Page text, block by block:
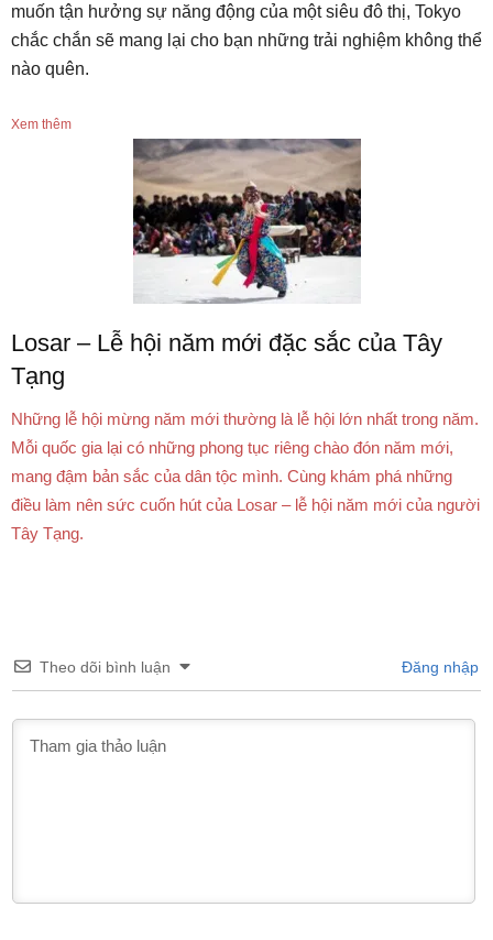
muốn tận hưởng sự năng động của một siêu đô thị, Tokyo
chắc chắn sẽ mang lại cho bạn những trải nghiệm không thể
nào quên.
Xem thêm
Losar – Lễ hội năm mới đặc sắc của Tây
Tạng
Những lễ hội mừng năm mới thường là lễ hội lớn nhất trong năm.
Mỗi quốc gia lại có những phong tục riêng chào đón năm mới,
mang đậm bản sắc của dân tộc mình. Cùng khám phá những
điều làm nên sức cuốn hút của Losar – lễ hội năm mới của người
Tây Tạng.
Theo dõi bình luận Đăng nhập